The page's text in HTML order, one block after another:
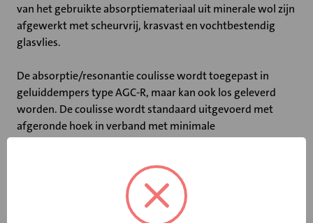
van het gebruikte absorptiemateriaal uit minerale wol zijn
afgewerkt met scheurvrij, krasvast en vochtbestendig
glasvlies.
De absorptie/resonantie coulisse wordt toegepast in
geluiddempers type AGC-R, maar kan ook los geleverd
worden. De coulisse wordt standaard uitgevoerd met
afgeronde hoek in verband met minimale
Belangrijkste kenmerken:
• Verzinkt plaatstalen frame
• Absorptiemateriaal afgedekt met scheurvrij, krasvast en